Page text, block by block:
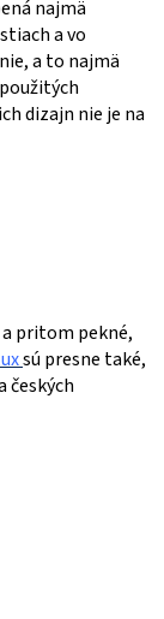
najmä
a vo
a to najmä
dizajn nie je na
a pritom pekné,
sú presne také,
českých